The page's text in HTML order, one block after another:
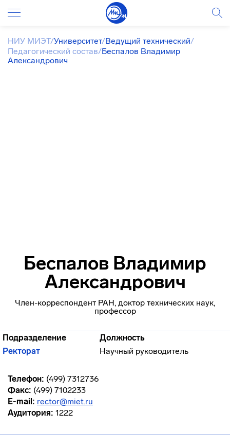
НИУ МИЭТ/Университет/Ведущий технический/
Педагогический состав/Беспалов Владимир
Александрович
Беспалов Владимир
Александрович
Член-корреспондент РАН, доктор технических наук,
профессор
Подразделение
Должность
Ректорат
Научный руководитель
Телефон: (499) 7312736
Факс: (499) 7102233
E-mail: rector@miet.ru
Аудитория: 1222